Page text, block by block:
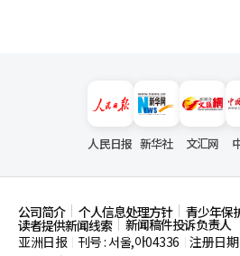
人民日报 新华社 文汇网
公司简介 个人信息处理方针 青少年保
读者提供新闻线索
新闻稿件投诉负责人
亚洲日报
刊号 : 서울,아04336 注册日